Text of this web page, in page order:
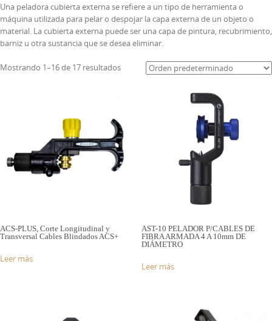
Una peladora cubierta externa se refiere a un tipo de herramienta o
máquina utilizada para pelar o despojar la capa externa de un objeto o
material. La cubierta externa puede ser una capa de pintura, recubrimiento,
barniz u otra sustancia que se desea eliminar.
Mostrando 1–16 de 17 resultados
ACS-PLUS, Corte Longitudinal y
Transversal Cables Blindados ACS+
Leer más
AST-10 PELADOR P/CABLES DE
FIBRA ARMADA 4 A 10mm DE
DIÁMETRO
Leer más